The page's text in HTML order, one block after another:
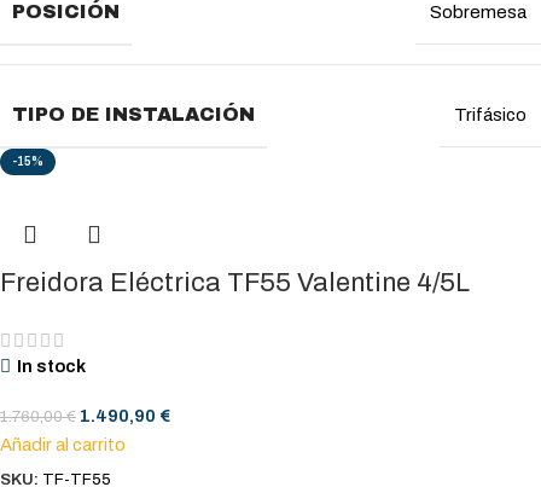
POSICIÓN Sobremesa
TIPO DE INSTALACIÓN Trifásico
-15%
Freidora Eléctrica TF55 Valentine 4/5L
In stock
1.760,00€ 1.490,90 €
Añadir al carrito
SKU: TF-TF55